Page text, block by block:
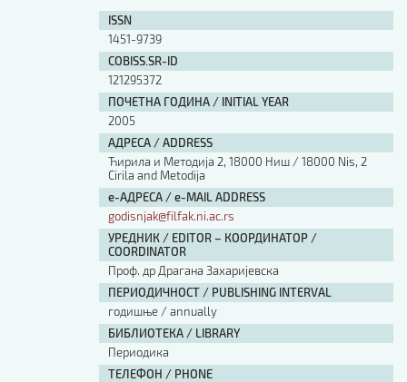
ISSN
1451-9739
COBISS.SR-ID
121295372
ПОЧЕТНА ГОДИНА / INITIAL YEAR
2005
АДРЕСА / ADDRESS
Ћирила и Методија 2, 18000 Ниш / 18000 Nis, 2
Cirila and Metodija
е-АДРЕСА / e-MAIL ADDRESS
godisnjak@filfak.ni.ac.rs
УРЕДНИК / EDITOR – КООРДИНАТОР /
COORDINATOR
Проф. др Драгана Захаријевска
ПЕРИОДИЧНОСТ / PUBLISHING INTERVAL
годишње / annually
БИБЛИОТЕКА / LIBRARY
Периодика
ТЕЛЕФОН / PHONE